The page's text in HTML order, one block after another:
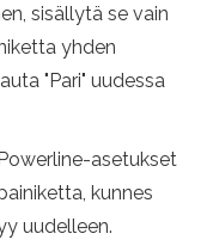
sisällytä se vain
yhden
"Pari" uudessa
asetukset
kunnes
uudelleen.